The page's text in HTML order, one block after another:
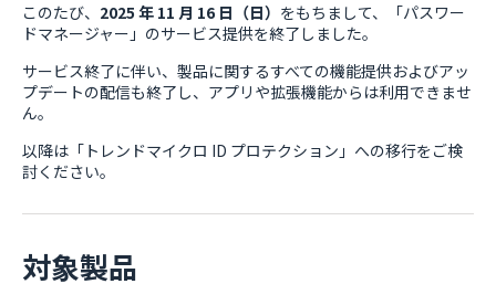
このたび、 2025 年 11 月 16 日（日） をもちまして、「パスワー
ドマネージャー」のサービス提供を終了しました。
サービス終了に伴い、製品に関するすべての機能提供およびアッ
プデートの配信も終了し、アプリや拡張機能からは利用できませ
ん。
以降は「トレンドマイクロ ID プロテクション」への移行をご検
討ください。
対象製品